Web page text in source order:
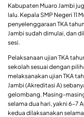
Kabupaten Muaro Jambi
lalu. Kepala SMP Negeri 11
penyelenggaraan TKA
Jambi sudah dimulai, dan
sesi.
Pelaksanaan ujian TKA
sekolah sesuai dengan
melaksanakan ujian TKA
Jambi (Akreditasi A)
gelombang. Masing-
selama dua hari, yakni 6-7
kedua dilaksanakan